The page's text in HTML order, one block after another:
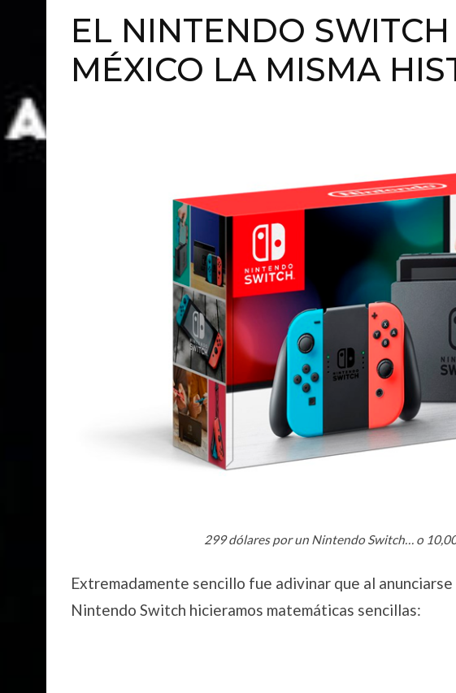
EL NINTENDO SWITCH
MÉXICO LA MISMA
299 dólares por un Nintendo Switch… o
Extremadamente sencillo fue adivinar que al
Nintendo Switch hicieramos matemáticas sencillas: